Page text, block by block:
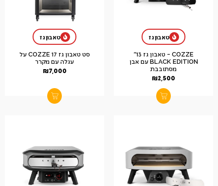
טאבון גז
COZZE – טאבון גז 13"
BLACK EDITION עם אבן
מסתובבת
₪2,500
טאבון גז
סט טאבון גז 17 COZZE על
עגלה עם מקרר
₪7,000